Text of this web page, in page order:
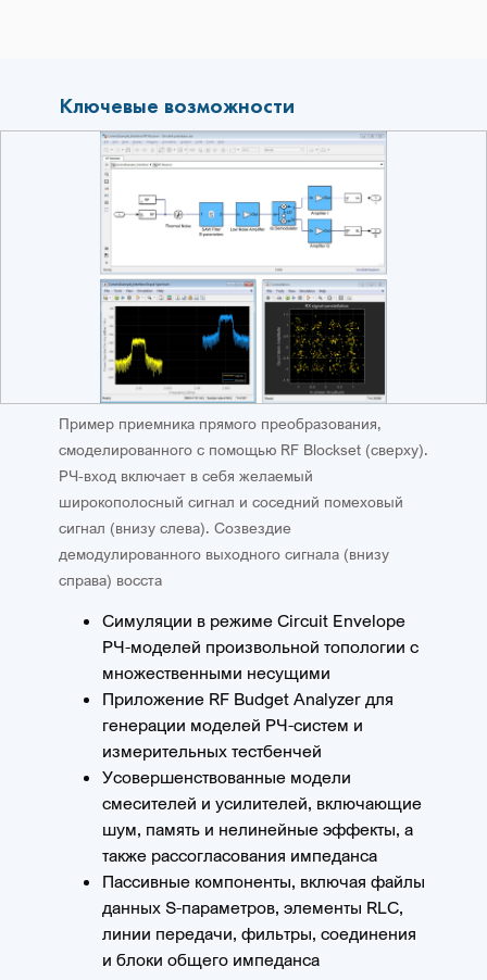
Ключевые возможности
Пример приемника прямого преобразования,
смоделированного с помощью RF Blockset (сверху).
РЧ-вход включает в себя желаемый
широкополосный сигнал и соседний помеховый
сигнал (внизу слева). Созвездие
демодулированного выходного сигнала (внизу
справа) восста
Симуляции в режиме Circuit Envelope
РЧ-моделей произвольной топологии с
множественными несущими
Приложение RF Budget Analyzer для
генерации моделей РЧ-систем и
измерительных тестбенчей
Усовершенствованные модели
смесителей и усилителей, включающие
шум, память и нелинейные эффекты, а
также рассогласования импеданса
Пассивные компоненты, включая файлы
данных S-параметров, элементы RLC,
линии передачи, фильтры, соединения
и блоки общего импеданса